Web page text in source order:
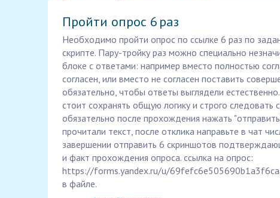
Пройти опрос 6 раз
Необходимо пройти опрос по ссылке 6 раз по
скрипте. Пару-тройку раз можно специально
блоке с ответами: например вместо полностью
согласен, или вместо не согласен поставить
обязательно, чтобы ответы выглядели
стоит сохранять общую логику и строго следовать
обязательно после прохождения нажать
прочитали текст, после отклика направьте в чат
завершении отправить 6 скриншотов
и факт прохождения опроса. ссылка на опрос:
https://forms.yandex.ru/u/
в файле.